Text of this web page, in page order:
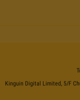
Kinguin Digital Limited, 5/F